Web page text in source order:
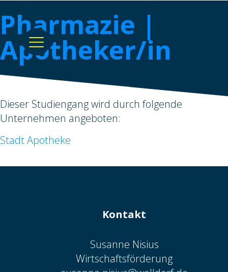
Pharmazie |
Apotheker/in
Dieser Studiengang wird durch folgende
Unternehmen angeboten:
Stadt Apotheke
Kontakt
Susanne Nisius
Wirtschaftsförderung